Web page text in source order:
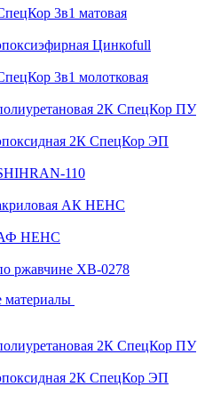
3в1 матовая
Цинкоfull
3в1 молотковая
2К СпецКор ПУ
2К СпецКор ЭП
110
АК НЕНС
АФ НЕНС
ржавчине ХВ-0278
материалы
2К СпецКор ПУ
2К СпецКор ЭП